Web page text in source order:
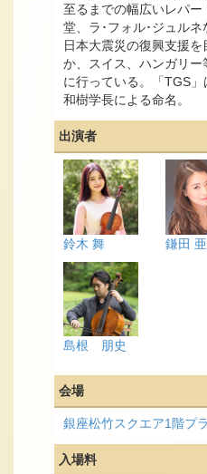
至るまでの幅広いレパ
堂、ラ･フォル･ジュル
日本大震災の復興支援
か、スイス、ハンガリ
に行っている。「TGS
和樹学長による命名。
出演者
鈴木 舞 鎌田
島根 朋史
会場
銀座松竹スクエア1階プ
入場料